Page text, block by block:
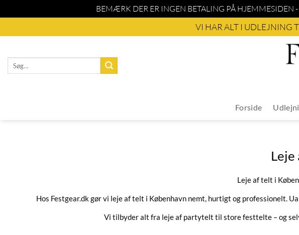
BEMÆRK DER ER INGEN BETALING PÅ HJEMMESIDEN
til
VI HAR ALT I UDLEJNING
efter:
Forside
Leje af telt i
Hos Festgear.dk gør vi leje af telt i København nemt, hurtigt og professionelt.
Vi tilbyder alt fra leje af partytelt til store festtelte – og